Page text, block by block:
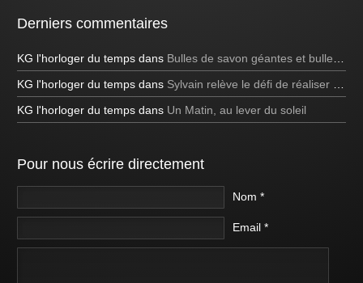
Derniers commentaires
KG l'horloger du temps dans Bulles de savon géantes et bulles bleues
KG l'horloger du temps dans Sylvain relève le défi de réaliser une bulle de savon carrée à la télévision!
KG l'horloger du temps dans Un Matin, au lever du soleil
Pour nous écrire directement
Nom *
Email *